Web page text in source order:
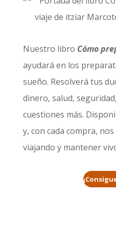
Nuestro libro Cómo
ayudará en los
sueño. Resolverá tus
dinero, salud,
cuestiones más.
y, con cada compra,
viajando y mantener